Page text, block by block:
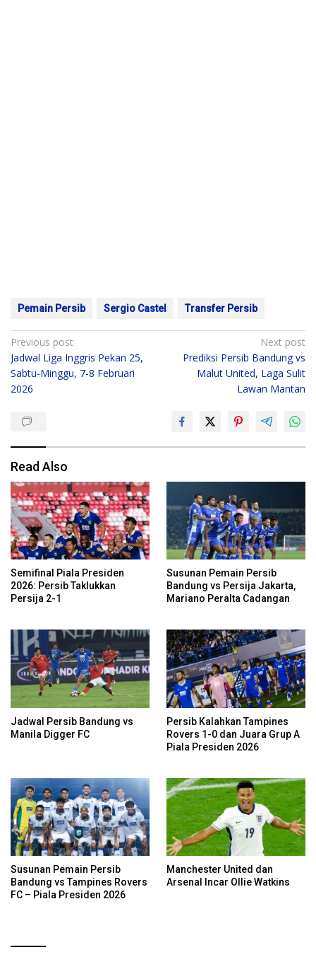
Pemain Persib Sergio Castel Transfer Persib
Post
navigation
Previous post
Jadwal Liga Inggris Pekan 25,
Sabtu-Minggu, 7-8 Februari
2026
Next post
Prediksi Persib Bandung vs
Malut United, Laga Sulit
Lawan Mantan
Read Also
Semifinal Piala Presiden
2026: Persib Taklukkan
Persija 2-1
Susunan Pemain Persib
Bandung vs Persija Jakarta,
Mariano Peralta Cadangan
Jadwal Persib Bandung vs
Manila Digger FC
Persib Kalahkan Tampines
Rovers 1-0 dan Juara Grup A
Piala Presiden 2026
Susunan Pemain Persib
Bandung vs Tampines Rovers
FC – Piala Presiden 2026
Manchester United dan
Arsenal Incar Ollie Watkins